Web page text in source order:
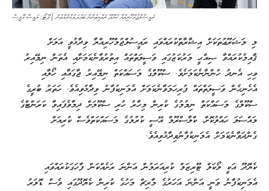
ރައީސުލްޖުމްހޫރިއްޔާ ކެޔޮދޫ ރައްޔިތުންނާ ބައްދަލުކުރެއްވުން | ފޮޓޯ: ރައީސް އޮފީސް
މި މަޝަރޫޢުތަކަށް އިޝާރާތްކުރައްވައި ރައީސުލްޖުމްހޫރިއްޔާ ވިދާޅުވީ އަލަށް
ޤާއިމުކުރައްވާ ޞިއްޙީ މަރުކަޒުގައި ވަސީލަތްތައް އިތުރުވާނެކަމަށާއި އެތަން ނިމޭއިރު
ވިހި އެނދު ހުންނާނެކަމަށެވެ. ސްކޫލްގެ މަސައްކަތް ނިމޭއިރު ޖާގައާއި ހޯލާއި
އެހެނިހެން ވަސީލަތްތައް ފުރިހަމަވާނެކަމަށް އެމަނިކުފާނު ވިދާޅުވިއެވެ. ހަތަރު ބުރީގެ
ސްކޫލްގެ މަސައްކަތް ނިމުމުގެ ކުރިން މިހާރު ހުރި ސްކޫލަށް ދިމާވެފައިވާ ކަރަންޓްގެ
މައްސަލަ ހައްލުކޮށް، ކްލާސްރޫމް އޭސީ ކުރުމުގެ މަސައްކަތްވެސް ކުރިއަށް
ގެންދަވާނެކަމަށް އެމަނިކުފާނުވިދާޅުވިއެވެ.
ކެޔޮދޫ އަކީ ލޯކަލް ޓޫރިޒަމް ކުރިއަރަމުން އަންނަ ރަށެއްކަން ފާހަގަކުރައްވައި
އެމަނިކުފާނު ވަނީ އަންނަ އަހަރުގެ މާރިޗް މަހުގެ ކުރިން ކެޔޮދޫގައި ވެސް ޑޮލަރު